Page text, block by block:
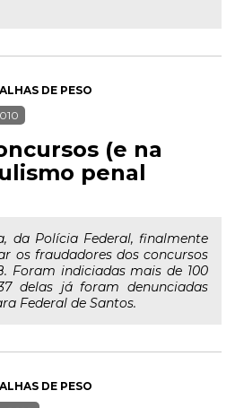
DE PESO
(e na
penal
da Polícia Federal, finalmente
os fraudadores dos concursos
Foram indiciadas mais de 100
delas já foram denunciadas
Federal de Santos.
DE PESO